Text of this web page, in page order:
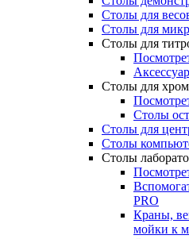
Столы для
Столы для
Столы для
Столы для
Столы
Столы для
Столы
Столы
PRO
Краны,
мойки к